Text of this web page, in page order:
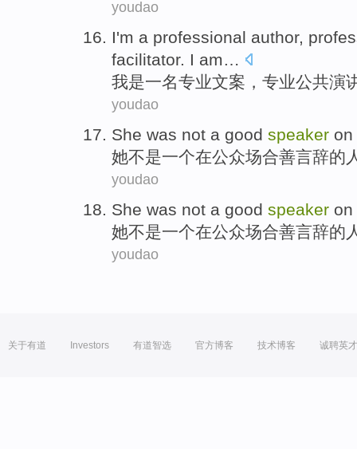
youdao
I'm a professional author,
facilitator. I am…
我是一名专业文案 ，专业公共演
youdao
She was not a good speaker on
她不是一个在公众场合善言辞的
youdao
She was not a good speaker on
她不是一个在公众场合善言辞的
youdao
关于有道 Investors 有道智选 官方博客 技术博客 诚聘英才